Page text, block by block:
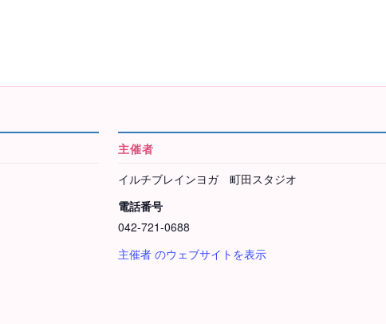
主催者
イルチブレインヨガ 町田スタジオ
電話番号
042-721-0688
主催者 のウェブサイトを表示